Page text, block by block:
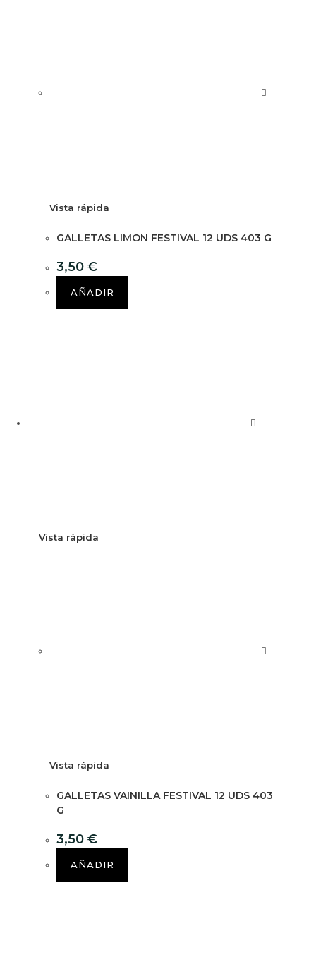
Vista rápida
GALLETAS LIMON FESTIVAL 12 UDS 403 G
3,50 €
AÑADIR
Vista rápida
Vista rápida
GALLETAS VAINILLA FESTIVAL 12 UDS 403
G
3,50 €
AÑADIR